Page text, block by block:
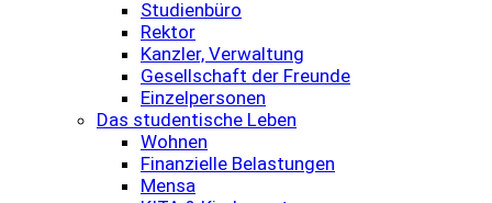
Studienbüro
Rektor
Kanzler, Verwaltung
Gesellschaft der Freunde
Einzelpersonen
Das studentische Leben
Wohnen
Finanzielle Belastungen
Mensa